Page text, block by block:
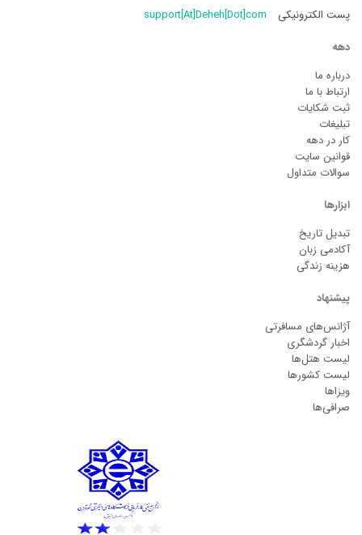
پست الکترونیکی
support[At]Deheh[Dot]com
دهه
درباره ما
ارتباط با ما
ثبت شکایات
تبلیغات
کار در دهه
قوانین سایت
سوالات متداول
ابزارها
تبدیل تاریخ
آکادمی زبان
هزینه زندگی
پیشنهاد
آژانس‌های مسافرتی
اخبار گردشگری
لیست هتل‌ها
لیست کشورها
ویزاها
صرافی‌ها